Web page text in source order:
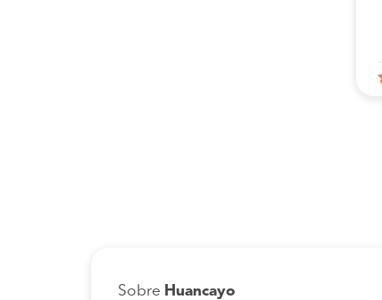
Sobre Huancayo